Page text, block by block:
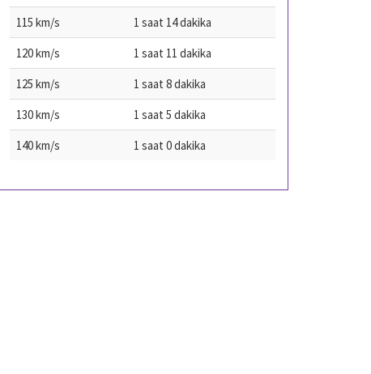
115 km/s
1 saat 14 dakika
120 km/s
1 saat 11 dakika
125 km/s
1 saat 8 dakika
130 km/s
1 saat 5 dakika
140 km/s
1 saat 0 dakika